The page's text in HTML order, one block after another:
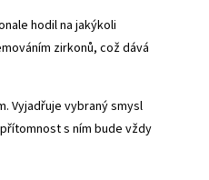
hodil na jakýkoli
zirkonů, což dává
Vyjadřuje vybraný smysl
s ním bude vždy